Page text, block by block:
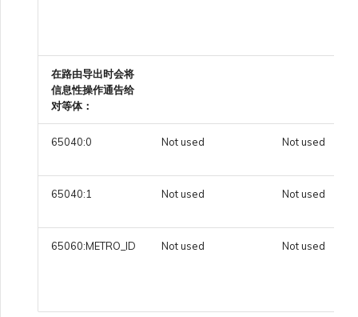
在路由导出时会将
信息性操作通告给
对等体：
65040:0 Not used Not used
65040:1 Not used Not used
65060:METRO_ID Not used Not used